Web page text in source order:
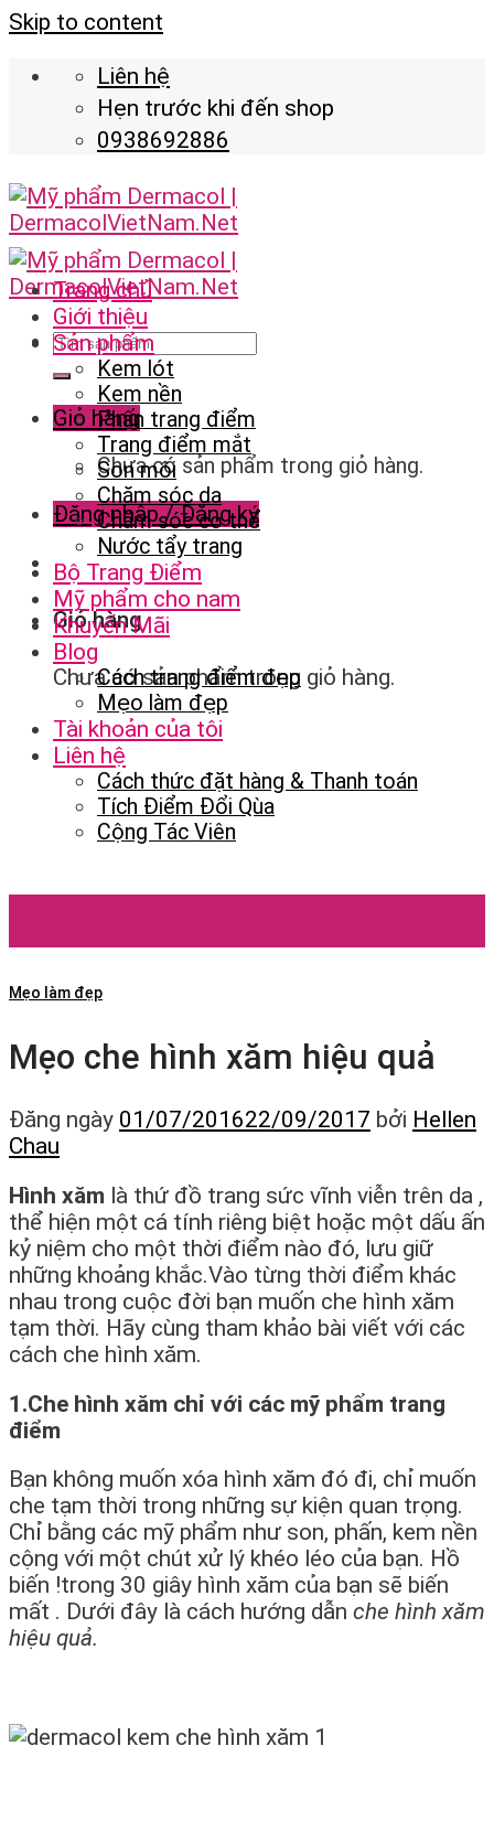
Skip to content
Liên hệ
Hẹn trước khi đến shop
0938692886
Giỏ hàng
Chưa có sản phẩm trong giỏ hàng.
Đăng nhập / Đăng ký
Giỏ hàng
Chưa có sản phẩm trong giỏ hàng.
Trang chủ
Giới thiệu
Sản phẩm
Kem lót
Kem nền
Phấn trang điểm
Trang điểm mắt
Son môi
Chăm sóc da
Chăm sóc cơ thể
Nước tẩy trang
Bộ Trang Điểm
Mỹ phẩm cho nam
Khuyến Mãi
Blog
Cách trang điểm đẹp
Mẹo làm đẹp
Tài khoản của tôi
Liên hệ
Cách thức đặt hàng & Thanh toán
Tích Điểm Đổi Qùa
Cộng Tác Viên
Mẹo làm đẹp
Mẹo che hình xăm hiệu quả
Đăng ngày 01/07/201622/09/2017 bởi Hellen
Chau
Hình xăm là thứ đồ trang sức vĩnh viễn trên da ,
thể hiện một cá tính riêng biệt hoặc một dấu ấn
kỷ niệm cho một thời điểm nào đó, lưu giữ
những khoảng khắc.Vào từng thời điểm khác
nhau trong cuộc đời bạn muốn che hình xăm
tạm thời. Hãy cùng tham khảo bài viết với các
cách che hình xăm.
1.Che hình xăm chỉ với các mỹ phẩm trang
điểm
Bạn không muốn xóa hình xăm đó đi, chỉ muốn
che tạm thời trong những sự kiện quan trọng.
Chỉ bằng các mỹ phẩm như son, phấn, kem nền
cộng với một chút xử lý khéo léo của bạn. Hồ
biến !trong 30 giây hình xăm của bạn sẽ biến
mất . Dưới đây là cách hướng dẫn che hình xăm
hiệu quả.